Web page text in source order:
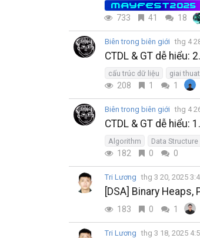
MAYFEST2025
733 41 18
Biên trong biên giới thg 4
CTDL & GT dễ hiểu:
cấu trúc dữ liệu giai thuat
208 1 1
Biên trong biên giới thg 4
CTDL & GT dễ hiểu:
Algorithm Data Structure
182 0 0
Tri Lương thg 3 20, 2025
[DSA] Binary Heaps,
183 0 1
Tri Lương thg 3 18, 2025